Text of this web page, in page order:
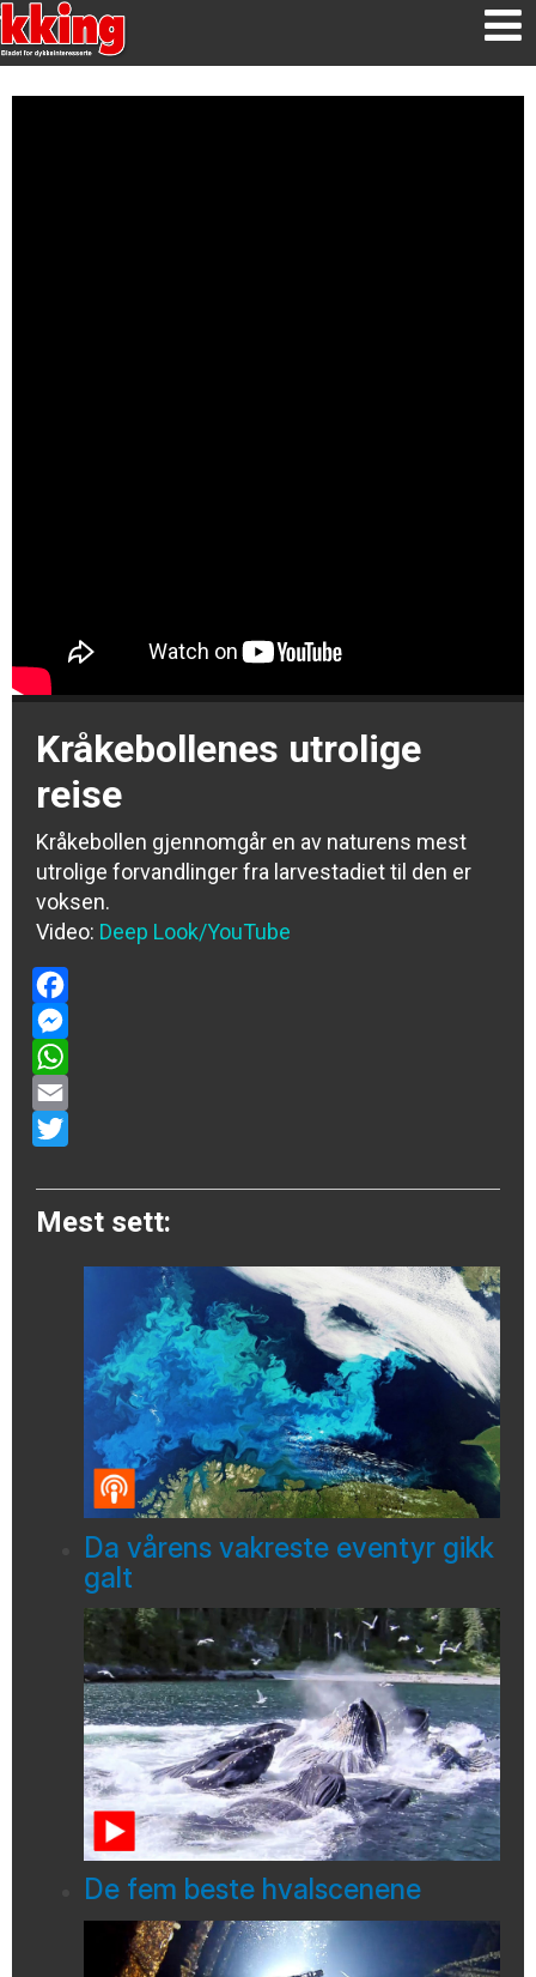
Kråkebollenes utrolige
reise
Kråkebollen gjennomgår en av naturens mest
utrolige forvandlinger fra larvestadiet til den er
voksen.
Video: Deep Look/YouTube
Facebook
Messenger
WhatsApp
Email
Mest sett:
Da vårens vakreste eventyr gikk
galt
De fem beste hvalscenene